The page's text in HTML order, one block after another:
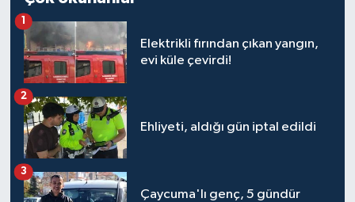
Elektrikli fırından çıkan yangın,
evi küle çevirdi!
1
Ehliyeti, aldığı gün iptal edildi
2
Çaycuma'lı genç, 5 gündür
3